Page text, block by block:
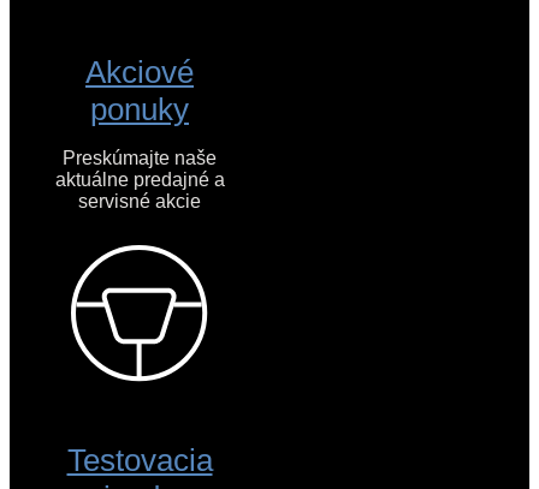
Akciové
ponuky
Preskúmajte naše
aktuálne predajné a
servisné akcie
Testovacia